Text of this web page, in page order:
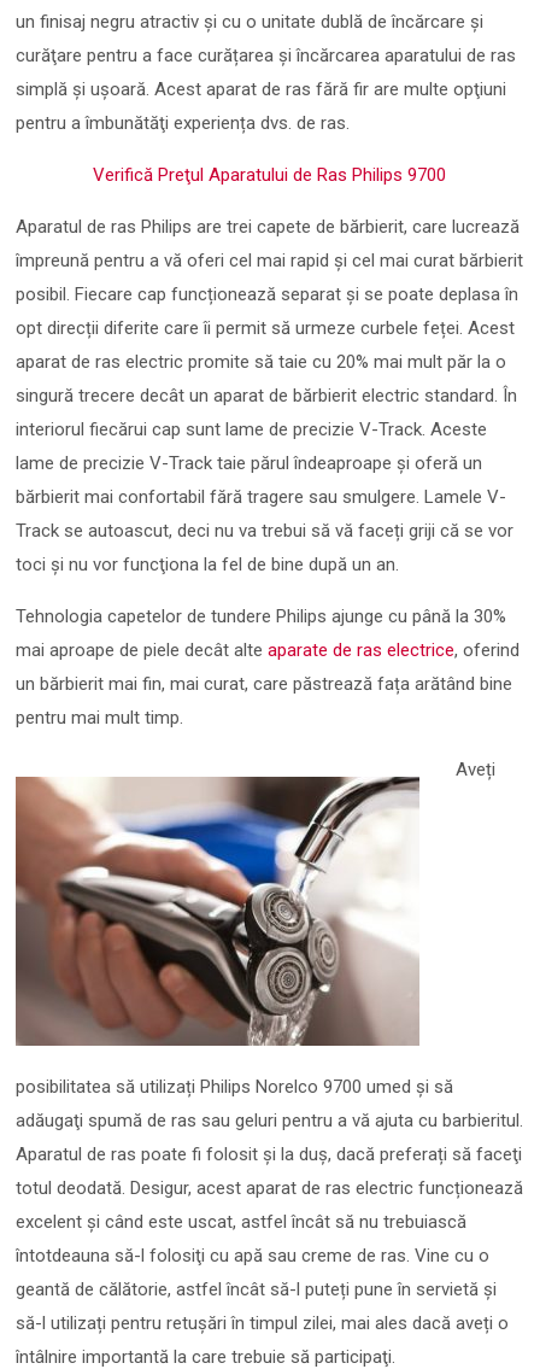
un finisaj negru atractiv și cu o unitate dublă de încărcare şi
curăţare pentru a face curățarea și încărcarea aparatului de ras
simplă și ușoară. Acest aparat de ras fără fir are multe opţiuni
pentru a îmbunătăţi experiența dvs. de ras.
Verifică Preţul Aparatului de Ras Philips 9700
Aparatul de ras Philips are trei capete de bărbierit, care lucrează
împreună pentru a vă oferi cel mai rapid şi cel mai curat bărbierit
posibil. Fiecare cap funcționează separat și se poate deplasa în
opt direcții diferite care îi permit să urmeze curbele feței. Acest
aparat de ras electric promite să taie cu 20% mai mult păr la o
singură trecere decât un aparat de bărbierit electric standard. În
interiorul fiecărui cap sunt lame de precizie V-Track. Aceste
lame de precizie V-Track taie părul îndeaproape și oferă un
bărbierit mai confortabil fără tragere sau smulgere. Lamele V-
Track se autoascut, deci nu va trebui să vă faceți griji că se vor
toci și nu vor funcţiona la fel de bine după un an.
Tehnologia capetelor de tundere Philips ajunge cu până la 30%
mai aproape de piele decât alteaparate de ras electrice, oferind
un bărbierit mai fin, mai curat, care păstrează fața arătând bine
pentru mai mult timp.
Aveți
posibilitatea să utilizați Philips Norelco 9700 umed și să
adăugaţi spumă de ras sau geluri pentru a vă ajuta cu barbieritul.
Aparatul de ras poate fi folosit şi la duș, dacă preferați să faceţi
totul deodată. Desigur, acest aparat de ras electric funcționează
excelent şi când este uscat, astfel încât să nu trebuiască
întotdeauna să-l folosiţi cu apă sau creme de ras. Vine cu o
geantă de călătorie, astfel încât să-l puteți pune în servietă și
să-l utilizați pentru retuşări în timpul zilei, mai ales dacă aveți o
întâlnire importantă la care trebuie să participaţi.